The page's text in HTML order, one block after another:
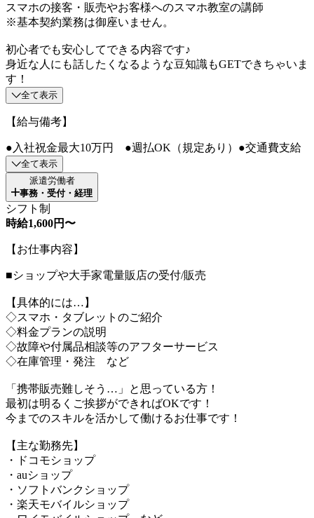
スマホの接客・販売やお客様へのスマホ教室の講師
※基本契約業務は御座いません。
初心者でも安心してできる内容です♪
身近な人にも話したくなるような豆知識もGETできちゃいま
す！
全て表示
【給与備考】
●入社祝金最大10万円 ●週払OK（規定あり）●交通費支給
全て表示
派遣労働者
事務・受付・経理
シフト制
時給1,600円〜
【お仕事内容】
■ショップや大手家電量販店の受付/販売
【具体的には…】
◇スマホ・タブレットのご紹介
◇料金プランの説明
◇故障や付属品相談等のアフターサービス
◇在庫管理・発注 など
「携帯販売難しそう…」と思っている方！
最初は明るくご挨拶ができればOKです！
今までのスキルを活かして働けるお仕事です！
【主な勤務先】
・ドコモショップ
・auショップ
・ソフトバンクショップ
・楽天モバイルショップ